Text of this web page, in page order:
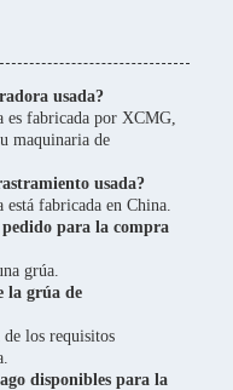
usada?
es fabricada por XCMG,
maquinaria de
usada?
fabricada en China.
para la compra
grúa.
la grúa de
los requisitos
disponibles para la